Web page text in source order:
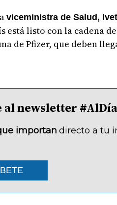
viceministra de Salud,
está listo con la cadena
de Pfizer, que deben
al newsletter
importan directo a tu